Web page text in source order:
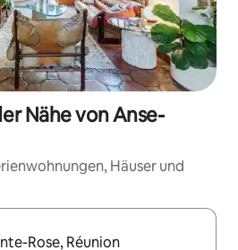
Nähe von Anse-
Häuser und
sind, navigiere mit den